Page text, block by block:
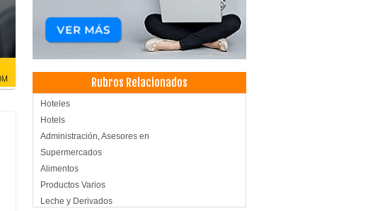
Rubros Relacionados
Hoteles
Hotels
Administración, Asesores en
Supermercados
Alimentos
Productos Varios
Leche y Derivados